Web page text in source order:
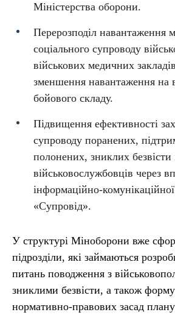
Міністерства оборони.
Перерозподіл навантаження
соціального супроводу
військових медичних
зменшення навантаження на
бойового складу.
Підвищення ефективності
супроводу поранених,
полонених, зниклих безвісти
військовослужбовців через
інформаційно-
«Супровід».
У структурі Міноборони вже
підрозділи, які займаються
питань поводження з
зниклими безвісти, а також
нормативно-правових засад